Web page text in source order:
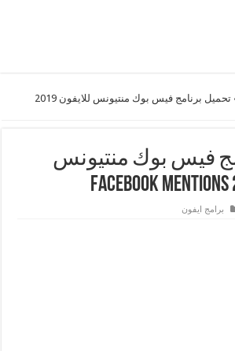
تحميل برنامج فيس بوك منتيونس للايفون 2019
فيس بوك منتيونس
برامج ايفون